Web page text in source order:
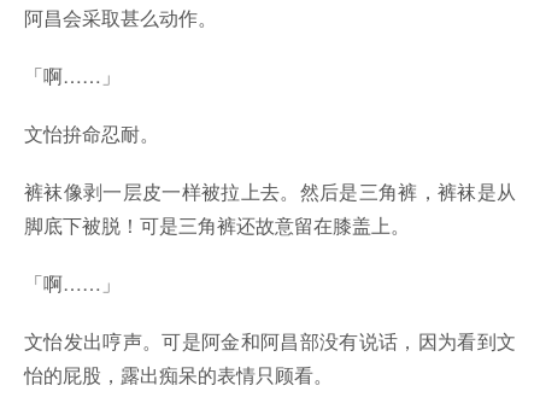
阿昌会采取甚么动作。
「啊……」
文怡拚命忍耐。
裤袜像剥一层皮一样被拉上去。然后是三角裤，裤袜是从
脚底下被脱！可是三角裤还故意留在膝盖上。
「啊……」
文怡发出哼声。可是阿金和阿昌部没有说话，因为看到文
怡的屁股，露出痴呆的表情只顾看。